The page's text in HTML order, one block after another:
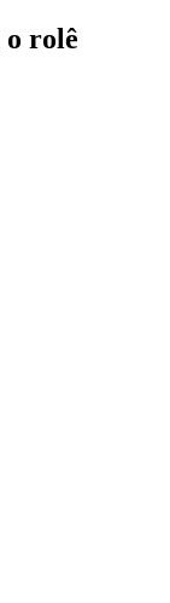
o rolê